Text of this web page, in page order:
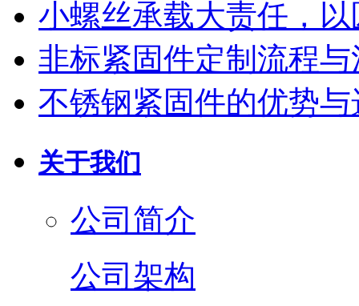
小螺丝承载大责任，
非标紧固件定制流程
不锈钢紧固件的优势
关于我们
公司简介
公司架构